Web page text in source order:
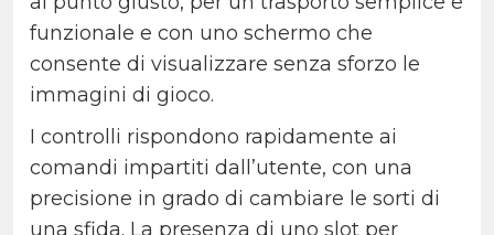
funzionale e con uno schermo che
consente di visualizzare senza sforzo le
immagini di gioco.
I controlli rispondono rapidamente ai
comandi impartiti dall’utente, con una
precisione in grado di cambiare le sorti di
una sfida. La presenza di uno slot per